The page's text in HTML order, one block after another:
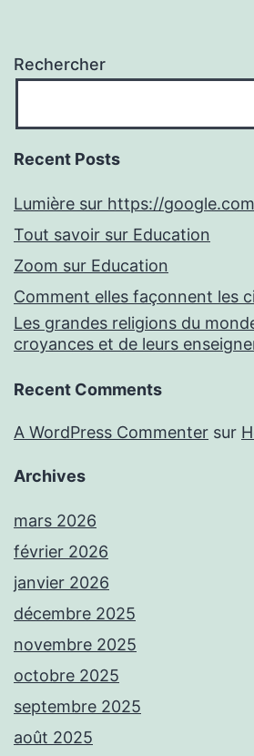
Rechercher
Recent Posts
Lumière sur https://google.com
Tout savoir sur Education
Zoom sur Education
Comment elles façonnent les
Les grandes religions du
croyances et de leurs
Recent Comments
A WordPress Commenter sur
Archives
mars 2026
février 2026
janvier 2026
décembre 2025
novembre 2025
octobre 2025
septembre 2025
août 2025